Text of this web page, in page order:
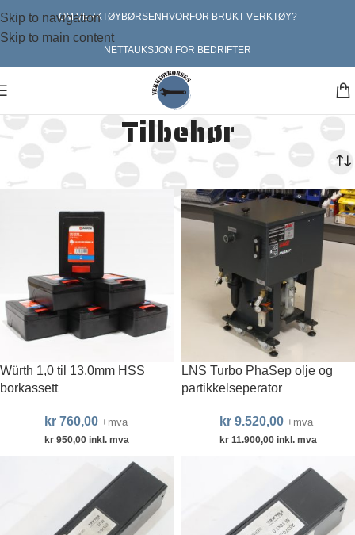
Skip to navigation
Skip to main content
OM VERKTØYBØRSEN HVORFOR BRUKT VERKTØY?
NETTAUKSJON FOR BEDRIFTER
Tilbehør
Würth 1,0 til 13,0mm HSS
borkassett
kr 760,00 +mva
kr 950,00 inkl. mva
LNS Turbo PhaSep olje og
partikkelseperator
kr 9.520,00 +mva
kr 11.900,00 inkl. mva